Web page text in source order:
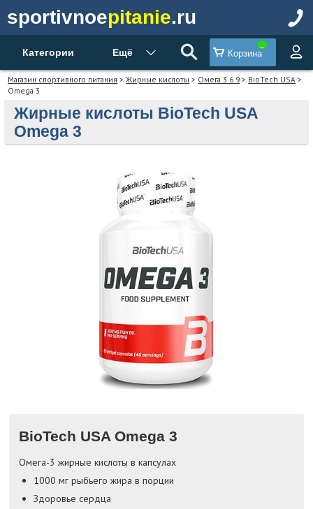
sportivnoepitanie.ru
Категории Ещё Корзина
Магазин спортивного питания >Жирные кислоты > Омега 3 6 9 > BioTech USA >
Omega 3
Жирные кислоты BioTech USA
Omega 3
BioTech USA Omega 3
Омега-3 жирные кислоты в капсулах
1000 мг рыбьего жира в порции
Здоровье сердца